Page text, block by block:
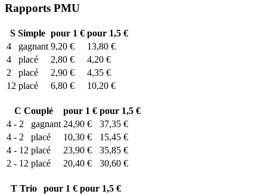
Rapports PMU
SSimple pour 1 € pour 1,5 €
4
gagnant 9,20 €
13,80 €
4
placé 2,80 €
4,20 €
2
placé 2,90 €
4,35 €
12 placé 6,80 € 10,20 €
C Couplé pour 1 € pour 1,5 €
4 - 2
gagnant 24,90 €
37,35 €
4 - 2
placé 10,30 €
15,45 €
4 - 12 placé 23,90 €
35,85 €
2 - 12 placé 20,40 € 30,60 €
T Trio pour 1 € pour 1,5 €